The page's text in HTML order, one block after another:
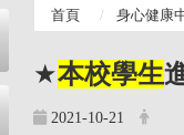
首頁 身心健康
★本校學生
2021-10-21